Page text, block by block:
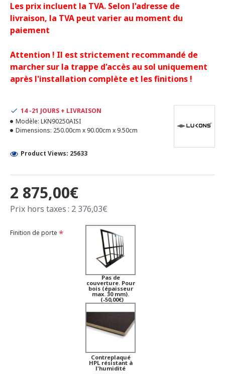
Les prix incluent la TVA. Selon l'adresse de
livraison, la TVA peut varier au moment du
paiement
Attention ! Il est strictement recommandé de
marcher sur la trappe d'accès au sol uniquement
après l'installation complète et les finitions !
2 875,00€
Prix hors taxes : 2 376,03€
14 -21 JOURS + LIVRAISON
Modèle: LKN90250AISI
Dimensions: 250.00cm x 90.00cm x 9.50cm
Product Views: 25633
Finition de porte
Pas de
couverture. Pour
bois (épaisseur
max. 30 mm).
(-50,00€)
Contreplaqué
HPL résistant à
l'humidité